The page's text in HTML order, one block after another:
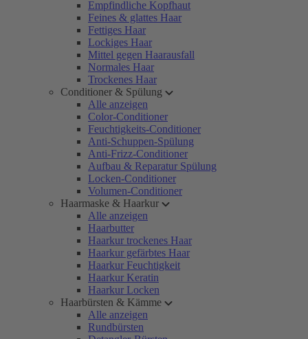
Empfindliche Kopfhaut
Feines & glattes Haar
Fettiges Haar
Lockiges Haar
Mittel gegen Haarausfall
Normales Haar
Trockenes Haar
Conditioner & Spülung
Alle anzeigen
Color-Conditioner
Feuchtigkeits-Conditioner
Anti-Schuppen-Spülung
Anti-Frizz-Conditioner
Aufbau & Reparatur Spülung
Locken-Conditioner
Volumen-Conditioner
Haarmaske & Haarkur
Alle anzeigen
Haarbutter
Haarkur trockenes Haar
Haarkur gefärbtes Haar
Haarkur Feuchtigkeit
Haarkur Keratin
Haarkur Locken
Haarbürsten & Kämme
Alle anzeigen
Rundbürsten